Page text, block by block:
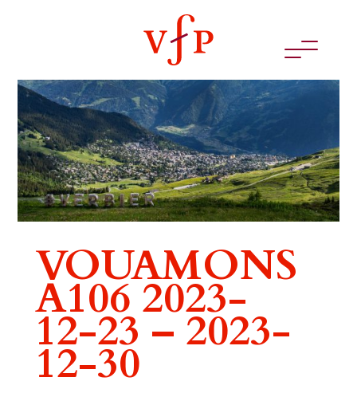
VOUAMONS
A106 2023-
12-23 – 2023-
12-30